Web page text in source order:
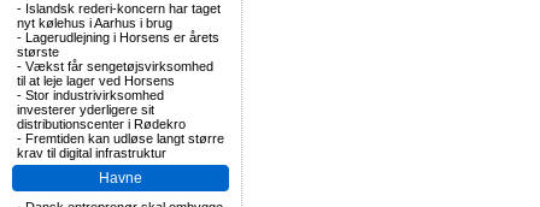
- Islandsk rederi-koncern har taget
nyt kølehus i Aarhus i brug
- Lagerudlejning i Horsens er årets
største
- Vækst får sengetøjsvirksomhed
til at leje lager ved Horsens
- Stor industrivirksomhed
investerer yderligere sit
distributionscenter i Rødekro
- Fremtiden kan udløse langt større
krav til digital infrastruktur
Havne